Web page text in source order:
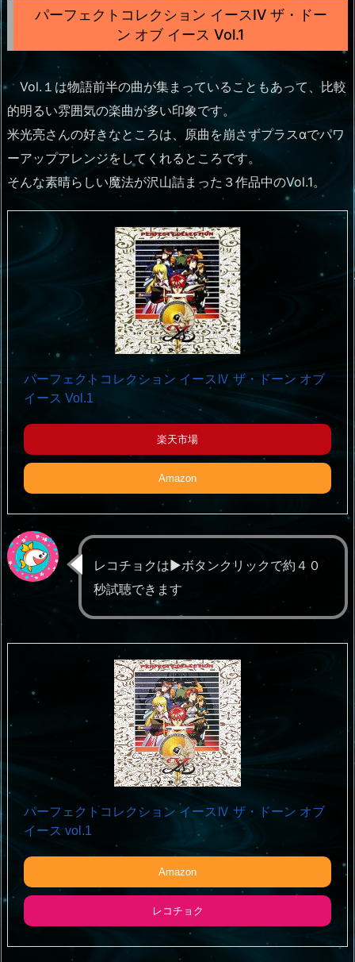
パーフェクトコレクション イースⅣ ザ・ドー
ン オブ イース Vol.1
Vol.１は物語前半の曲が集まっていることもあって、比較
的明るい雰囲気の楽曲が多い印象です。
米光亮さんの好きなところは、原曲を崩さずプラスαでパワ
ーアップアレンジをしてくれるところです。
そんな素晴らしい魔法が沢山詰まった３作品中のVol.1。
パーフェクトコレクション イースⅣ ザ・ドーン オブ
イース Vol.1
楽天市場
Amazon
レコチョクは▶️ボタンクリックで約４０
秒試聴できます
パーフェクトコレクション イースⅣ ザ・ドーン オブ
イース vol.1
Amazon
レコチョク